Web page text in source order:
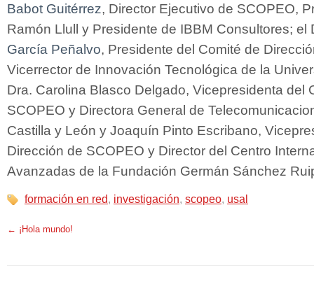
Babot Guitérrez, Director Ejecutivo de SCOPEO,
Ramón Llull y Presidente de IBBM Consultores; el
García Peñalvo, Presidente del Comité de
Vicerrector de Innovación Tecnológica de la
Dra. Carolina Blasco Delgado, Vicepresidenta del
SCOPEO y Directora General de
Castilla y León y Joaquín Pinto Escribano,
Dirección de SCOPEO y Director del Centro
Avanzadas de la Fundación Germán Sánchez
formación en red, investigación, scopeo, usal
← ¡Hola mundo!